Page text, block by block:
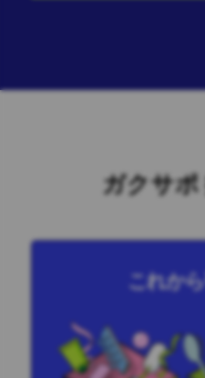
ガクサ
これか